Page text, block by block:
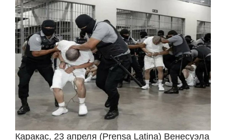
Каракас, 23 апреля (Prensa Latina) Венесуэла